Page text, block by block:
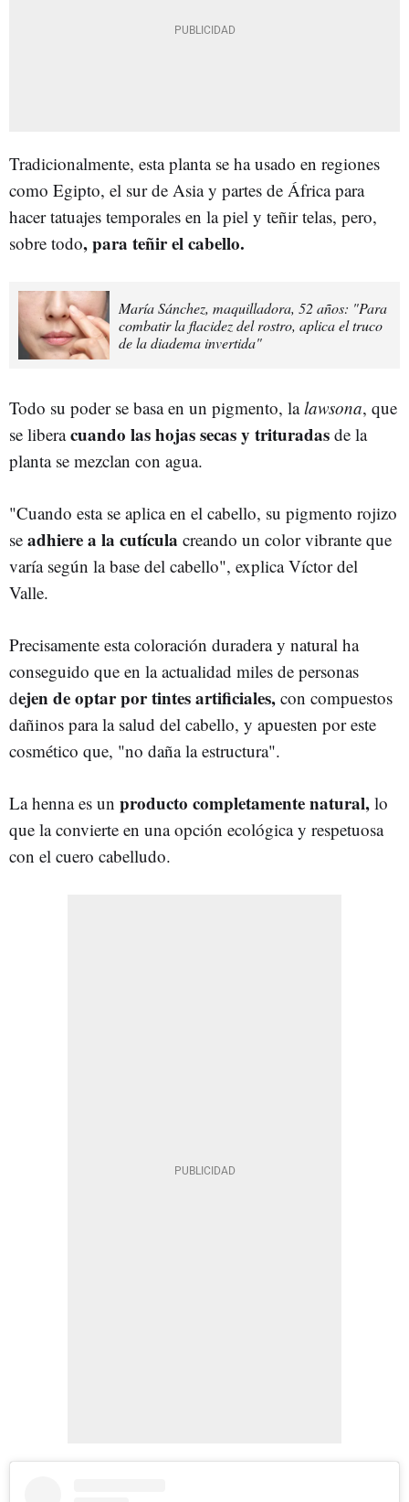
Tradicionalmente, esta planta se ha usado en regiones
como Egipto, el sur de Asia y partes de África para
hacer tatuajes temporales en la piel y teñir telas, pero,
sobre todo, para teñir el cabello.
María Sánchez, maquilladora, 52 años: "Para
combatir la flacidez del rostro, aplica el truco
de la diadema invertida"
Todo su poder se basa en un pigmento, lalawsona, que
se liberacuando las hojas secas y trituradas de la
planta se mezclan con agua.
"Cuando esta se aplica en el cabello, su pigmento rojizo
se adhiere a la cutícula creando un color vibrante que
varía según la base del cabello", explica Víctor del
Valle.
Precisamente esta coloración duradera y natural ha
conseguido que en la actualidad miles de personas
dejen de optar por tintes artificiales, con compuestos
dañinos para la salud del cabello, y apuesten por este
cosmético que, "no daña la estructura".
La henna es un producto completamente natural, lo
que la convierte en una opción ecológica y respetuosa
con el cuero cabelludo.